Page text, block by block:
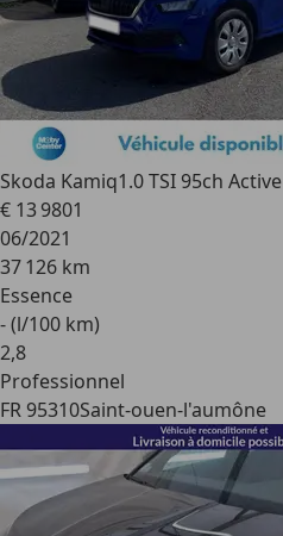
Skoda Kamiq1.0 TSI 95ch Active
€ 13 9801
06/2021
37 126 km
Essence
- (l/100 km)
2,8
Professionnel
FR 95310Saint-ouen-l'aumône